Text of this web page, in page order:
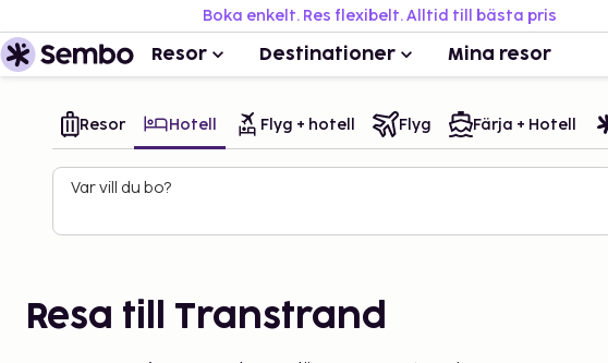
Boka enkelt. Res flexibelt. Alltid till bästa pris
Resor Destinationer Mina resor
Resor Hotell Flyg + hotell Flyg Färja + Hotell
Var vill du bo?
Resa till Transtrand